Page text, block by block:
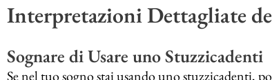
Interpretazioni Dettagliate
Sognare di Usare uno Stuzzicadenti
Se nel tuo sogno stai usando uno stuzzicadenti,